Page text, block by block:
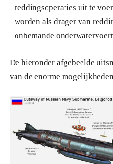
reddingsoperaties uit te
worden als drager van
onbemande
De hieronder afgebeelde
van de enorme